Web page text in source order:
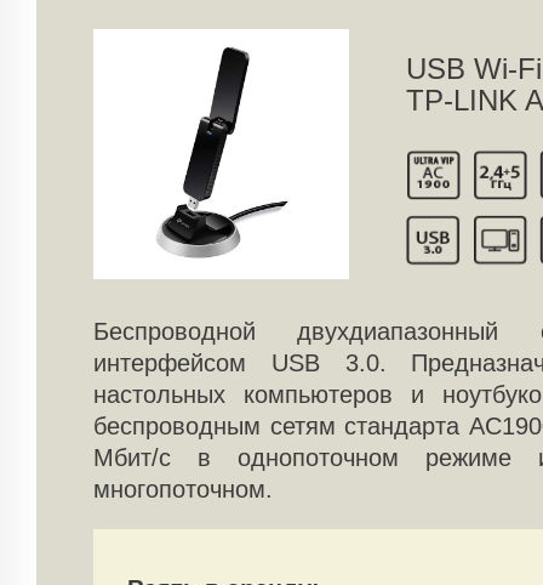
USB Wi-
TP-LINK
Беспроводной
интерфейсом USB 3.0.
настольных компьютеров и
беспроводным сетям стандарта
Мбит/с в однопоточном
многопоточном.